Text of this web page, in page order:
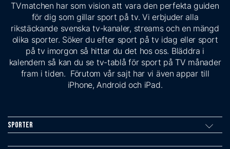
TVmatchen har som vision att vara den perfekta guiden
för dig som gillar sport på tv. Vi erbjuder alla
rikstäckande svenska tv-kanaler, streams och en mängd
olika sporter. Söker du efter sport på tv idag eller sport
på tv imorgon så hittar du det hos oss. Bläddra i
kalendern så kan du se tv-tablå för sport på TV månader
fram i tiden. Förutom vår sajt har vi även appar till
iPhone, Android och iPad.
Sporter